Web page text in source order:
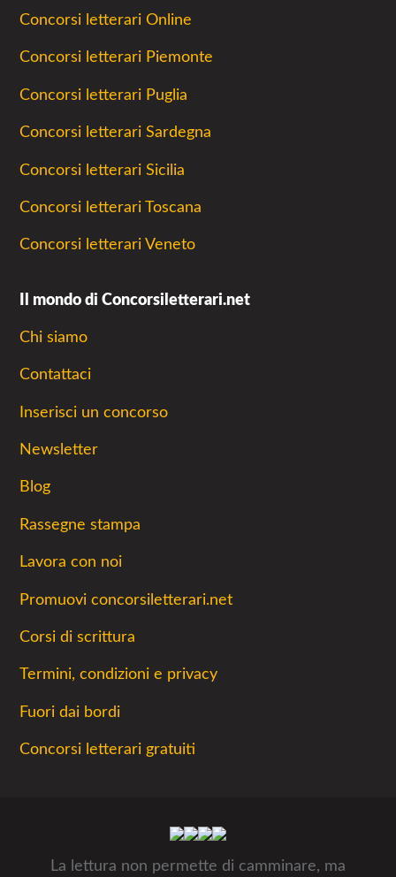
Concorsi letterari Online
Concorsi letterari Piemonte
Concorsi letterari Puglia
Concorsi letterari Sardegna
Concorsi letterari Sicilia
Concorsi letterari Toscana
Concorsi letterari Veneto
Il mondo di Concorsiletterari.net
Chi siamo
Contattaci
Inserisci un concorso
Newsletter
Blog
Rassegne stampa
Lavora con noi
Promuovi concorsiletterari.net
Corsi di scrittura
Termini, condizioni e privacy
Fuori dai bordi
Concorsi letterari gratuiti
La lettura non permette di camminare, ma